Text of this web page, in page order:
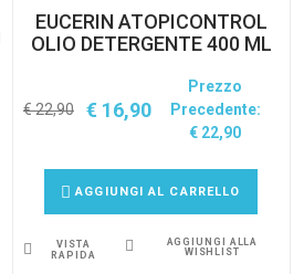
EUCERIN ATOPICONTROL
OLIO DETERGENTE 400 ML
€22,90 €16,90
Prezzo
Precedente:
€ 22,90
AGGIUNGI AL CARRELLO
VISTA
RAPIDA
AGGIUNGI ALLA
WISHLIST